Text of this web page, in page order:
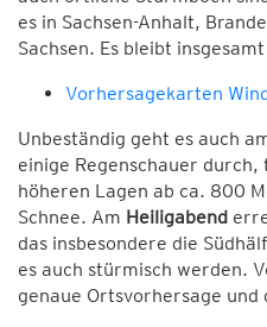
es in Sachsen-Anhalt,
Sachsen. Es bleibt
Vorhersagekarten
Unbeständig geht es auch
einige Regenschauer
höheren Lagen ab ca. 800
Schnee. Am Heiligabend
das insbesondere die
es auch stürmisch werden.
genaue Ortsvorhersage und